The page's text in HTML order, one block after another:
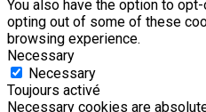
You also have the option to
opting out of some of these
browsing experience.
Necessary
Necessary
Toujours activé
Necessary cookies are